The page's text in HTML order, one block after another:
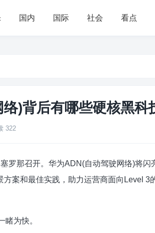
国内 国际 社会 看点
)背后有哪些硬核黑科
322
罗那召开。华为ADN(自动驾驶网络)将闪
方案和最佳实践，助力运营商面向Level 3
为快。